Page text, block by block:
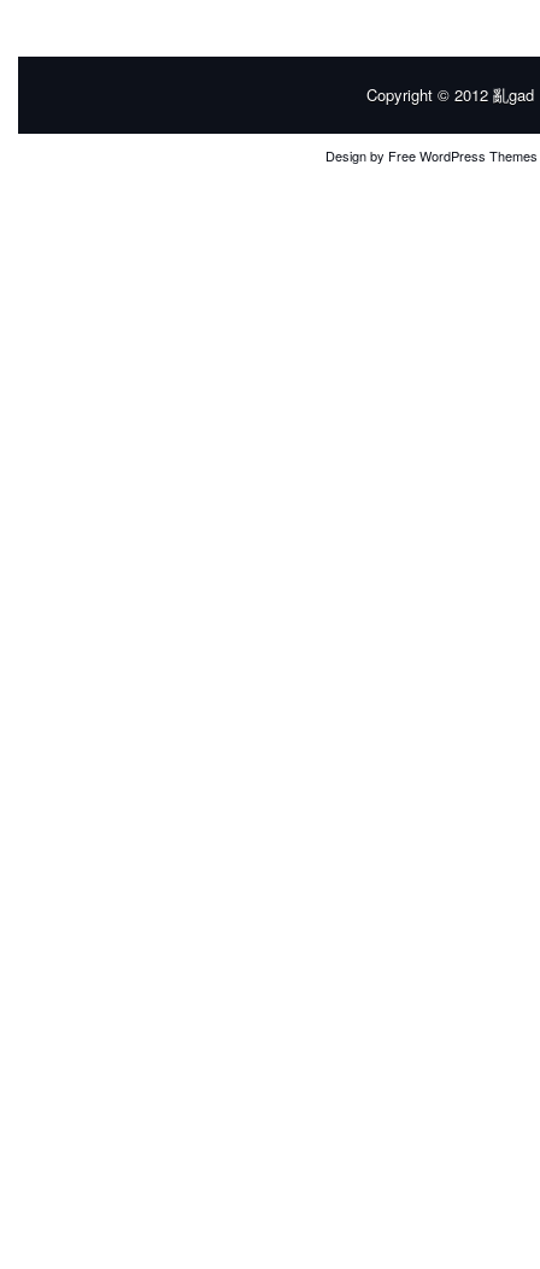
Copyright © 2012 亂gad
Design by Free WordPress Themes